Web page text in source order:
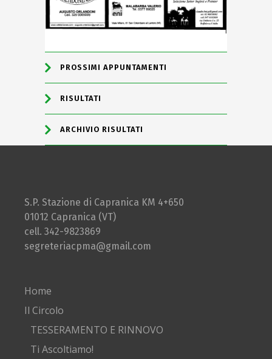
PROSSIMI APPUNTAMENTI
RISULTATI
ARCHIVIO RISULTATI
S.P. Stazione di Capranica KM 4+650
01012 Capranica (VT)
cell. 342-9823869
segreteriacpma@gmail.com
Home
Il Circolo
TESSERAMENTO E RINNOVO
Ti Ascoltiamo!